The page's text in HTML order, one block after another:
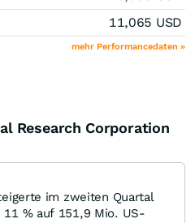
11,065 USD
mehr Performancedaten »
Research Corporation
im zweiten Quartal
% auf 151,9 Mio. US-